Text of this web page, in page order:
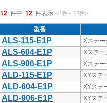
12 件中 12 件表示 <1件～ 12件>
型番
ALS-115-E1P Xステー
ALS-604-E1P Xステー
ALS-906-E1P Xステー
ALD-115-E1P XYステ
ALD-604-E1P XYステ
ALD-906-E1P XYステ